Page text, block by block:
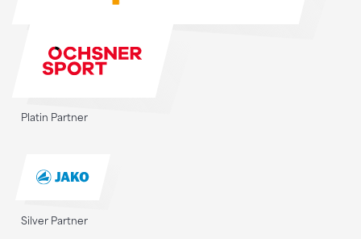
Platin Partner
Silver Partner